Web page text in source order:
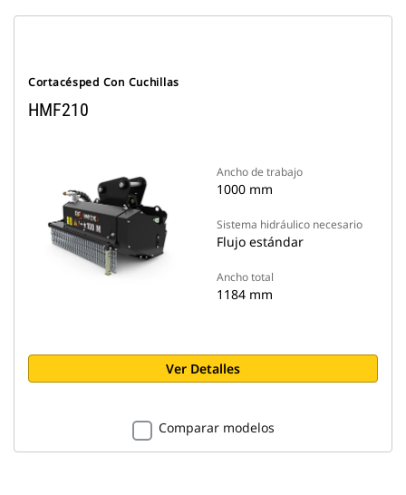
Cortacésped Con Cuchillas
HMF210
Ancho de trabajo
1000 mm
Sistema hidráulico necesario
Flujo estándar
Ancho total
1184 mm
Ver Detalles
Comparar modelos